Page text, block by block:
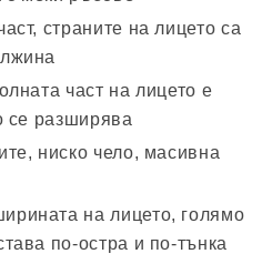
страните на лицето са
част на лицето е
се разширява
ниско чело, масивна
на лицето, голямо
по-остра и по-тънка